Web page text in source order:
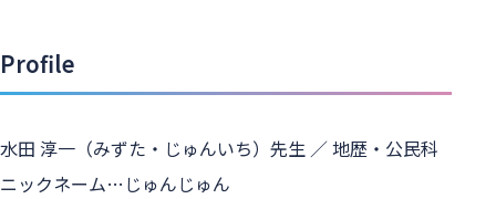
Profile
水田 淳一（みずた・じゅんいち）先生 ／ 地歴・公民科
ニックネーム…じゅんじゅん